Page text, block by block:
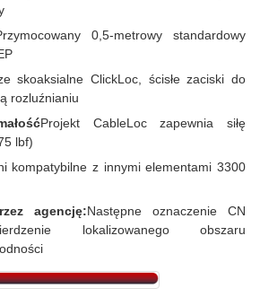
0,5-metrowy standardowy
skoaksialne ClickLoc, ścisłe zaciski do
rozluźnianiu
Projekt CableLoc zapewnia siłę
lbf)
kompatybilne z innymi elementami 3300
agencję:Następne oznaczenie CN
lokalizowanego obszaru